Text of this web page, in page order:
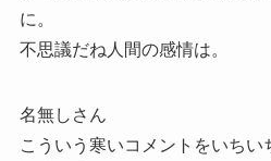
に。
不思議だね人間の感情は。
名無しさん
こういう寒いコメントをいち